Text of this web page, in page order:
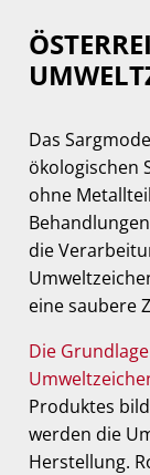
Das
ökologischen
ohne
die
eine saubere
Die
Produktes
werden die
Herstellung.